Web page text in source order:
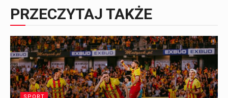
PRZECZYTAJ TAKŻE
SPORT